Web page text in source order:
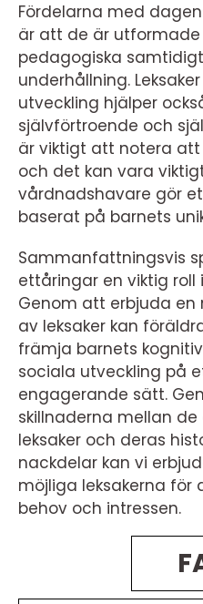
Fördelarna med
är att de är
pedagogiska
underhållning.
utveckling hjälper
självförtroende och
är viktigt att notera att
och det kan vara
vårdnadshavare gör
baserat på barnets
Sammanfattningsvis
ettåringar en viktig roll
Genom att erbjuda
av leksaker kan
främja barnets
sociala utveckling på
engagerande sätt.
skillnaderna mellan
leksaker och deras
nackdelar kan vi
möjliga leksakerna för
behov och intressen.